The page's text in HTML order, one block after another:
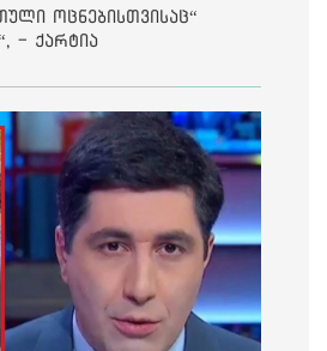
ოცნებისთვისაც“
- ქარტია